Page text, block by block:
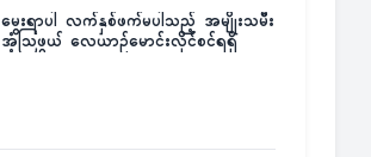
မွေးရာပါ လက်နှစ်ဖက်မပါသည့် အမျိုးသမီး
အံ့သြဖွယ် လေယာဉ်မောင်းလိုင်စင်ရရှိ